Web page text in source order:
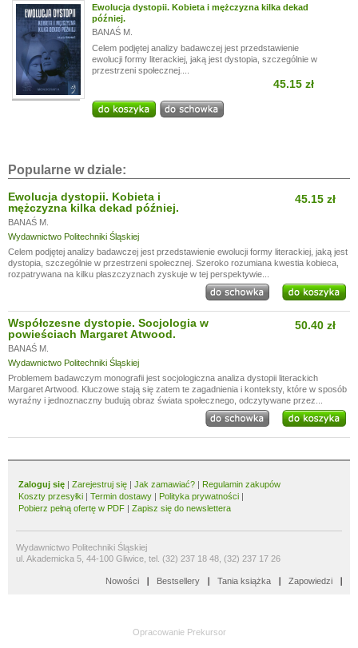
Ewolucja dystopii. Kobieta i mężczyzna kilka dekad
później.
BANAŚ M.
Celem podjętej analizy badawczej jest przedstawienie
ewolucji formy literackiej, jaką jest dystopia, szczególnie w
przestrzeni społecznej....
45.15 zł
Popularne w dziale:
Ewolucja dystopii. Kobieta i
mężczyzna kilka dekad później.
BANAŚ M.
Wydawnictwo Politechniki Śląskiej
45.15 zł
Celem podjętej analizy badawczej jest przedstawienie ewolucji formy literackiej, jaką jest
dystopia, szczególnie w przestrzeni społecznej. Szeroko rozumiana kwestia kobieca,
rozpatrywana na kilku płaszczyznach zyskuje w tej perspektywie...
Współczesne dystopie. Socjologia w
powieściach Margaret Atwood.
BANAŚ M.
Wydawnictwo Politechniki Śląskiej
50.40 zł
Problemem badawczym monografii jest socjologiczna analiza dystopii literackich
Margaret Artwood. Kluczowe stają się zatem te zagadnienia i konteksty, które w sposób
wyraźny i jednoznaczny budują obraz świata społecznego, odczytywane przez...
Zaloguj się | Zarejestruj się | Jak zamawiać? | Regulamin zakupów
Koszty przesyłki | Termin dostawy | Polityka prywatności |
Pobierz pełną ofertę w PDF | Zapisz się do newslettera
Wydawnictwo Politechniki Śląskiej
ul. Akademicka 5, 44-100 Gliwice, tel. (32) 237 18 48, (32) 237 17 26
Nowości Bestsellery Tania książka Zapowiedzi
Opracowanie Prekursor